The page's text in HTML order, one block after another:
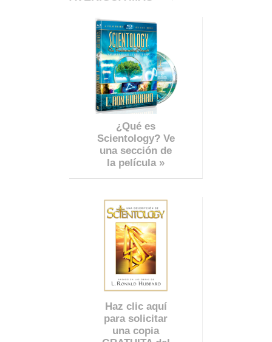
¿Qué es
Scientology? Ve
una sección de
la película »
Haz clic aquí
para solicitar
una copia